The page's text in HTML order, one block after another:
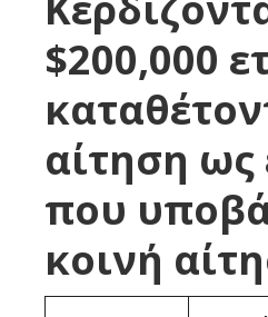
$200,000
αίτηση ως
που
κοινή